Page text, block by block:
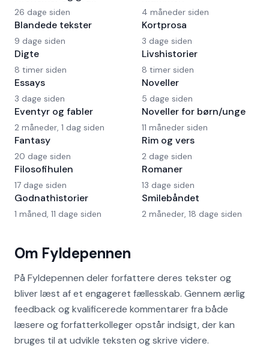
Om Fyldepennen
På Fyldepennen deler forfattere deres tekster og
bliver læst af et engageret fællesskab. Gennem ærlig
feedback og kvalificerede kommentarer fra både
læsere og forfatterkolleger opstår indsigt, der kan
bruges til at udvikle teksten og skrive videre.
26 dage siden
Blandede tekster
9 dage siden
Digte
8 timer siden
Essays
3 dage siden
Eventyr og fabler
2 måneder, 1 dag siden
Fantasy
20 dage siden
Filosofihulen
17 dage siden
Godnathistorier
1 måned, 11 dage siden
4 måneder siden
Kortprosa
3 dage siden
Livshistorier
8 timer siden
Noveller
5 dage siden
Noveller for børn/unge
11 måneder siden
Rim og vers
2 dage siden
Romaner
13 dage siden
Smilebåndet
2 måneder, 18 dage siden